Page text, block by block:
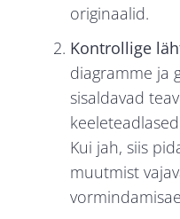
originaalid.
Kontrollige
diagramme ja
sisaldavad
Kui jah, siis
muutmist